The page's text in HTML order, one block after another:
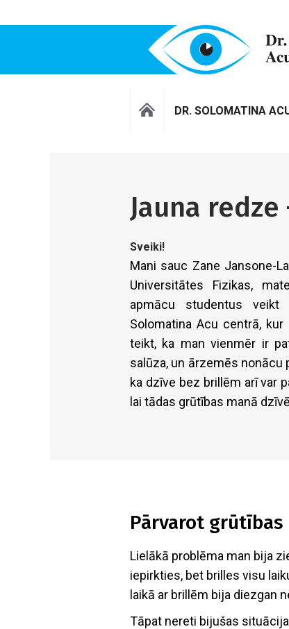
DR. SOLOMATINA
Jauna
Sveiki!
Mani sauc Zane Jansone-
Universitātes Fizikas,
apmācu studentus
Solomatina Acu centrā,
teikt, ka man vienmēr ir
salūza, un ārzemēs nonācu
ka dzīve bez brillēm arī var
lai tādas grūtības manā
Pārvarot grūtības
Lielākā problēma man bija
iepirkties, bet brilles visu
laikā ar brillēm bija diezgan
Tāpat nereti bijušas